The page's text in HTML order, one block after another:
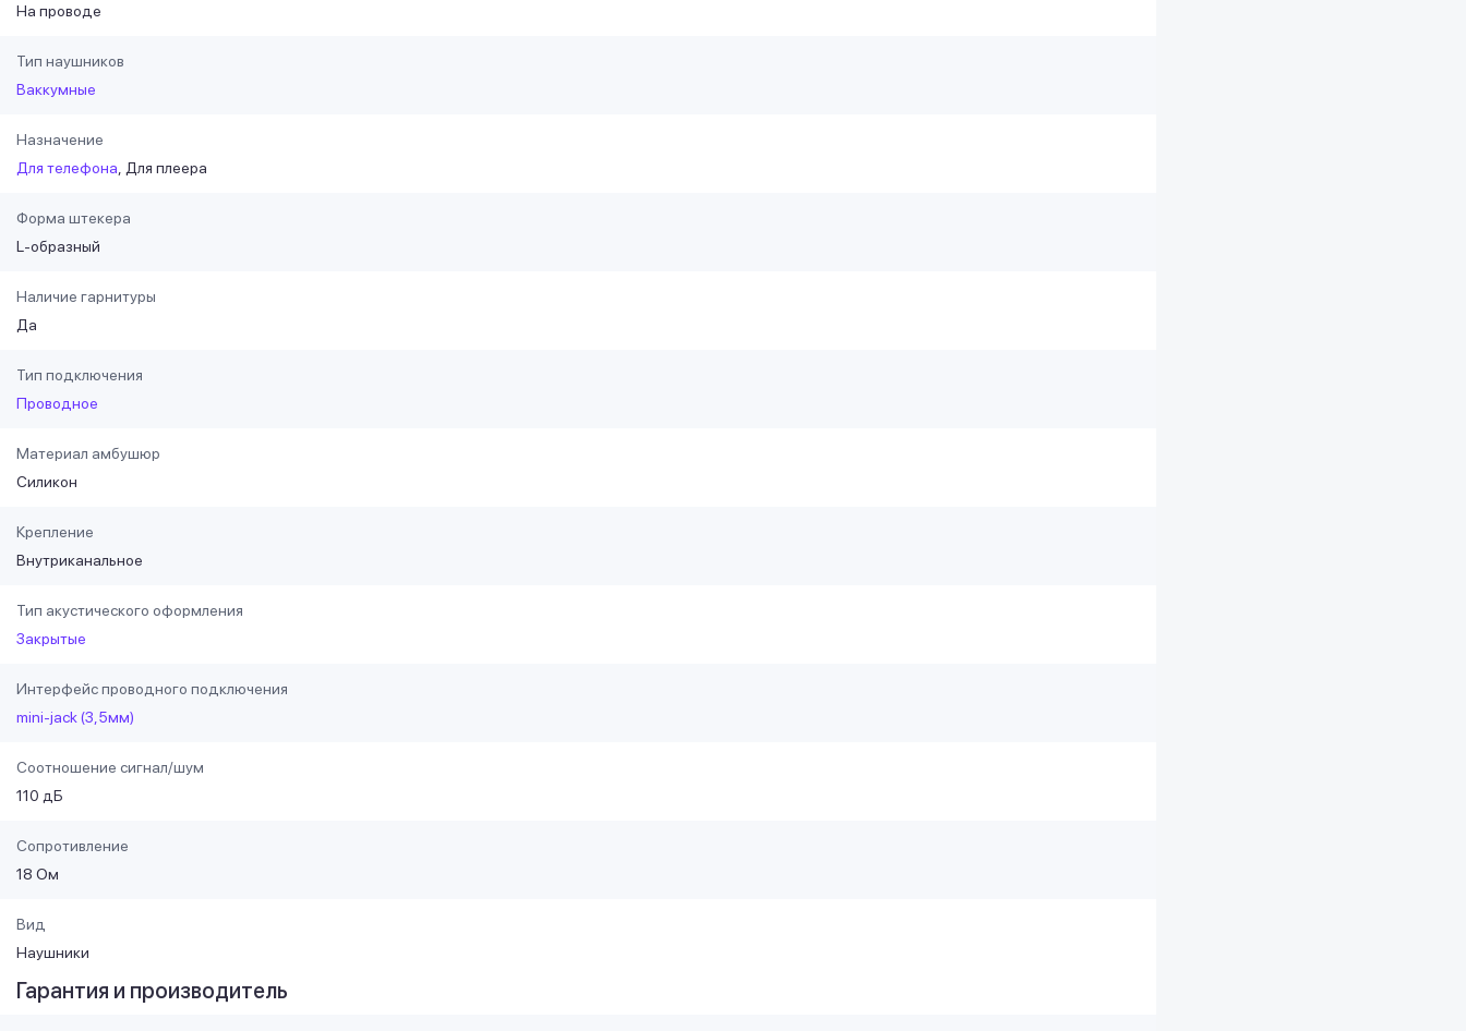
На проводе
Тип наушников
Ваккумные
Назначение
Для телефона
Для плеера
Форма штекера
L-образный
Наличие гарнитуры
Да
Тип подключения
Проводное
Материал амбушюр
Силикон
Крепление
Внутриканальное
Тип акустического оформления
Закрытые
Интерфейс проводного подключения
mini-jack (3,5мм)
Соотношение сигнал/шум
110 дБ
Сопротивление
18 Ом
Вид
Наушники
Гарантия и производитель